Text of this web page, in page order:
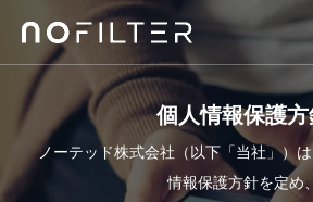
個人情報保護方
ノーテッド株式会社（以下「当社」）
情報保護方針を定め、